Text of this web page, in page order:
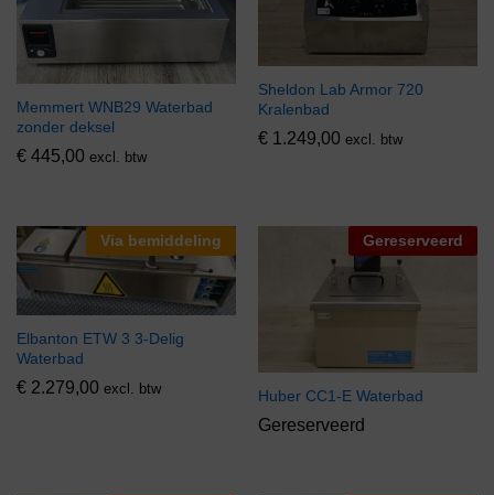
Memmert WNB29 Waterbad
zonder deksel
€ 445,00 excl. btw
Sheldon Lab Armor 720
Kralenbad
€ 1.249,00 excl. btw
Via bemiddeling
Elbanton ETW 3 3-Delig
Waterbad
€ 2.279,00 excl. btw
Gereserveerd
Huber CC1-E Waterbad
Gereserveerd